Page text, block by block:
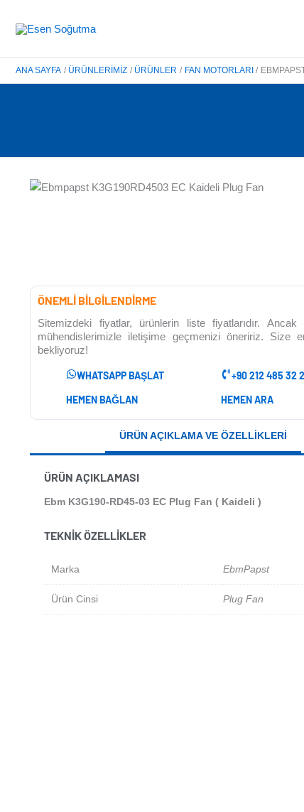
ANA SAYFA ÜRÜNLERIMIZ ÜRÜNLER FAN MOTORLARI
ÖNEMLİ BİLGİLENDİRME
Sitemizdeki fiyatlar, ürünlerin liste fiyatlarıdır.
mühendislerimizle iletişime geçmenizi öneririz. Size
bekliyoruz!
WHATSAPP BAŞLAT
HEMEN BAĞLAN
+90 212 485 32
HEMEN ARA
ÜRÜN AÇIKLAMA VE ÖZELLIKLERI
ÜRÜN AÇIKLAMASI
Ebm K3G190-RD45-03 EC Plug Fan ( Kaideli )
TEKNIK ÖZELLIKLER
Marka EbmPapst
Ürün Cinsi Plug Fan